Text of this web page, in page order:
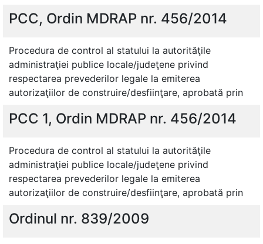
PCC, Ordin MDRAP nr. 456/2014
Procedura de control al statului la autorităţile
administraţiei publice locale/judeţene privind
respectarea prevederilor legale la emiterea
autorizaţiilor de construire/desfiinţare, aprobată prin
PCC 1, Ordin MDRAP nr. 456/2014
Procedura de control al statului la autorităţile
administraţiei publice locale/judeţene privind
respectarea prevederilor legale la emiterea
autorizaţiilor de construire/desfiinţare, aprobată prin
Ordinul nr. 839/2009